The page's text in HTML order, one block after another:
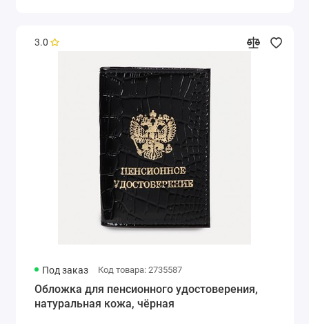
3.0
Под заказ Код товара: 2735587
Обложка для пенсионного удостоверения,
натуральная кожа, чёрная